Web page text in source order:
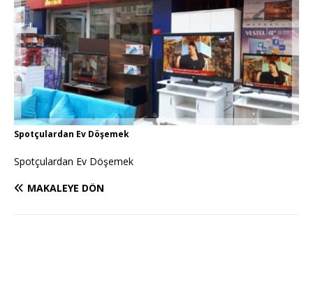
Spotçulardan Ev Döşemek
Spotçulardan Ev Döşemek
MAKALEYE DÖN